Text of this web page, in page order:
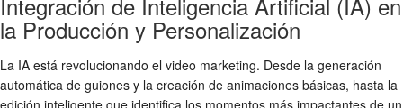
la Producción y Personalización
La IA está revolucionando el video marketing. Desde la generación
automática de guiones y la creación de animaciones básicas, hasta la